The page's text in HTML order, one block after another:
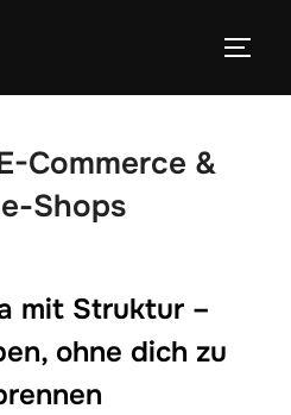
Commerce &
Shops
mit Struktur –
ohne dich zu